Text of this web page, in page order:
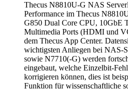
Thecus N8810U-G NAS
Performance im Thecus
G850 Dual Core CPU, 10GbE
Multimedia Ports (HDMI und
dem Thecus App Center.
wichtigsten Anliegen bei NAS-
sowie N7710(-G) werden
eingebaut, welche Einzelbit-
korrigieren können, dies ist
Funktion für wissenschaftliche